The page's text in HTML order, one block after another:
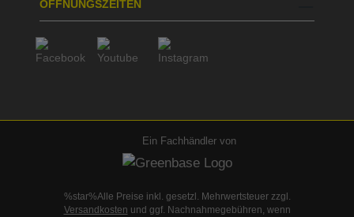
ÖFFNUNGSZEITEN
Ein Fachhändler von
%star%Alle Preise inkl. gesetzl. Mehrwertsteuer zzgl.
Versandkosten und ggf. Nachnahmegebühren, wenn